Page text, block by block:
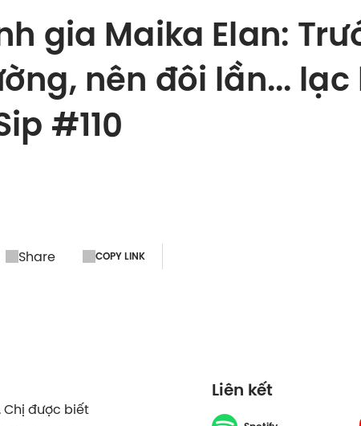
gia Maika Elan:
nên đôi lần...
#110
Share COPY LINK
Chị được biết
Liên kết